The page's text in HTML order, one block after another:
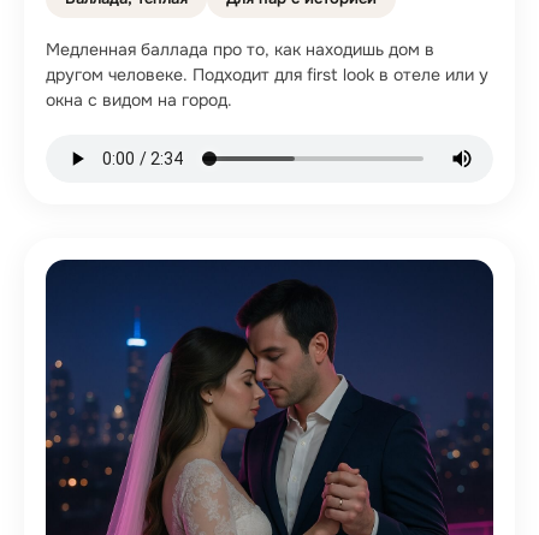
Медленная баллада про то, как находишь дом в
другом человеке. Подходит для first look в отеле или у
окна с видом на город.